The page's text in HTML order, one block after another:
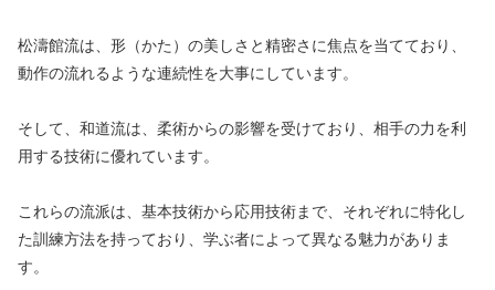
松濤館流は、形（かた）の美しさと精密さに焦点を当てており、
動作の流れるような連続性を大事にしています。
そして、和道流は、柔術からの影響を受けており、相手の力を利
用する技術に優れています。
これらの流派は、基本技術から応用技術まで、それぞれに特化し
た訓練方法を持っており、学ぶ者によって異なる魅力がありま
す。